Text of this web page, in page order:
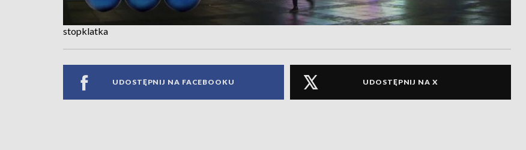
stopklatka
UDOSTĘPNIJ NA FACEBOOKU UDOSTĘPNIJ NA X